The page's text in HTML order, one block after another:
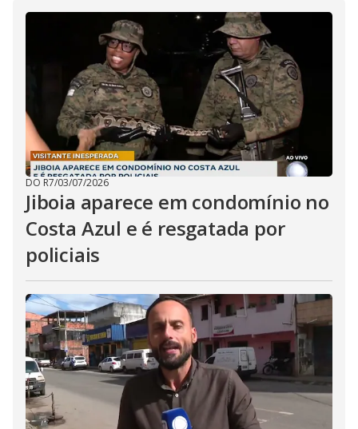
d
e
o
DO R7/03/07/2026
Jiboia aparece em condomínio no
Costa Azul e é resgatada por
policiais